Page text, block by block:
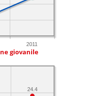
2011
giovanile
24.4